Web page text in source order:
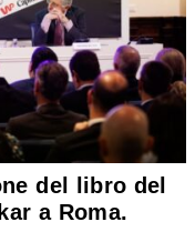
del libro del
a Roma.